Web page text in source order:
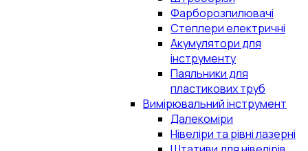
Фарборозпилювачі
Степлери електричні
Акумулятори для
інструменту
Паяльники для
пластикових труб
Вимірювальний інструмент
Далекоміри
Нівеліри та рівні лазерні